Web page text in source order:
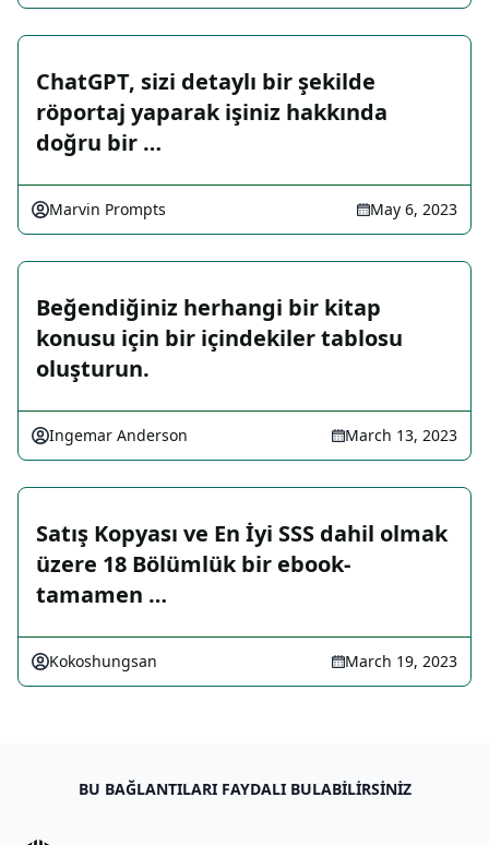
ChatGPT, sizi detaylı bir şekilde
röportaj yaparak işiniz hakkında
doğru bir …
Marvin Prompts May 6, 2023
Beğendiğiniz herhangi bir kitap
konusu için bir içindekiler tablosu
oluşturun.
Ingemar Anderson March 13, 2023
Satış Kopyası ve En İyi SSS dahil olmak
üzere 18 Bölümlük bir ebook-
tamamen …
Kokoshungsan March 19, 2023
BU BAĞLANTILARI FAYDALI BULABILIRSINIZ